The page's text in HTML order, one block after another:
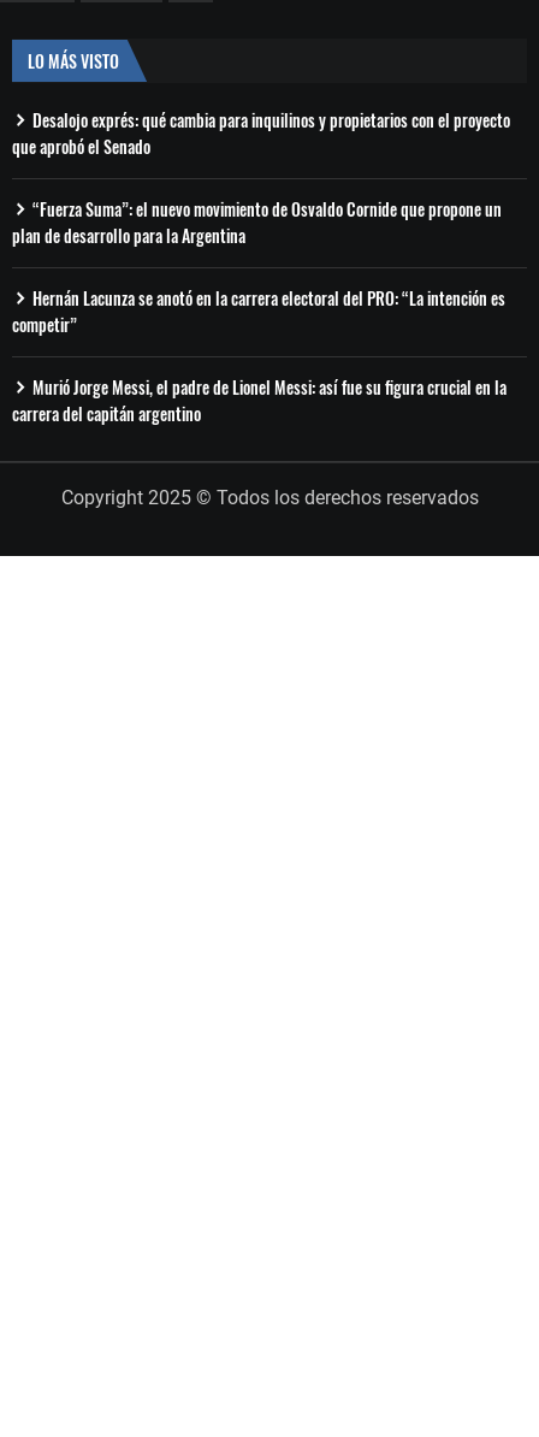
LO MÁS VISTO
Desalojo exprés: qué cambia para inquilinos y propietarios con el proyecto
que aprobó el Senado
“Fuerza Suma”: el nuevo movimiento de Osvaldo Cornide que propone un
plan de desarrollo para la Argentina
Hernán Lacunza se anotó en la carrera electoral del PRO: “La intención es
competir”
Murió Jorge Messi, el padre de Lionel Messi: así fue su figura crucial en la
carrera del capitán argentino
Copyright 2025 © Todos los derechos reservados